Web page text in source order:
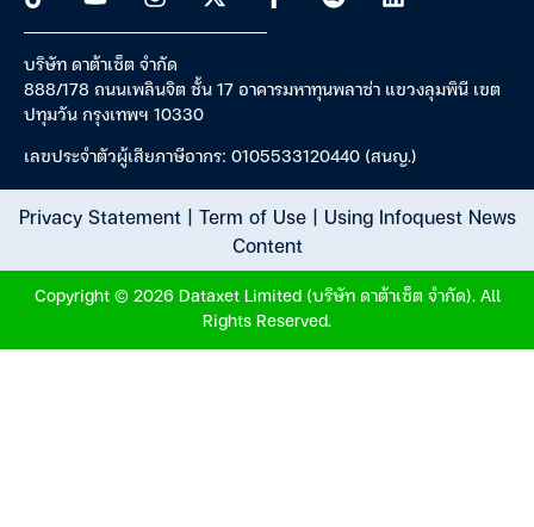
บริษัท ดาต้าเซ็ต จำกัด
888/178 ถนนเพลินจิต ชั้น 17 อาคารมหาทุนพลาซ่า แขวงลุมพินี เขต
ปทุมวัน กรุงเทพฯ 10330
เลขประจำตัวผู้เสียภาษีอากร: 0105533120440 (สนญ.)
Privacy Statement| Term of Use| Using Infoquest News
Content
Copyright © 2026 Dataxet Limited (บริษัท ดาต้าเซ็ต จำกัด). All
Rights Reserved.